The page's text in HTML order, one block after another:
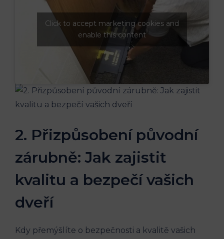
Click to accept marketing cookies and
enable this content
2. Přizpůsobení původní
zárubně: Jak⁢ zajistit
kvalitu a bezpečí ⁣vašich
‍dveří
Kdy přemýšlíte⁢ o bezpečnosti⁢ a kvalitě vašich